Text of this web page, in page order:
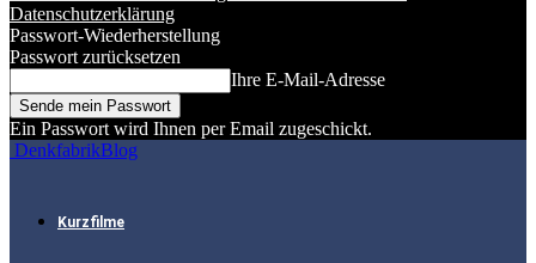
Datenschutzerklärung
Passwort-Wiederherstellung
Passwort zurücksetzen
Ihre E-Mail-Adresse
Ein Passwort wird Ihnen per Email zugeschickt.
DenkfabrikBlog
Kurzfilme